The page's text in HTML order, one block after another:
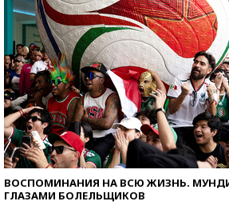
ВОСПОМИНАНИЯ НА ВСЮ ЖИЗНЬ.
ГЛАЗАМИ БОЛЕЛЬЩИКОВ